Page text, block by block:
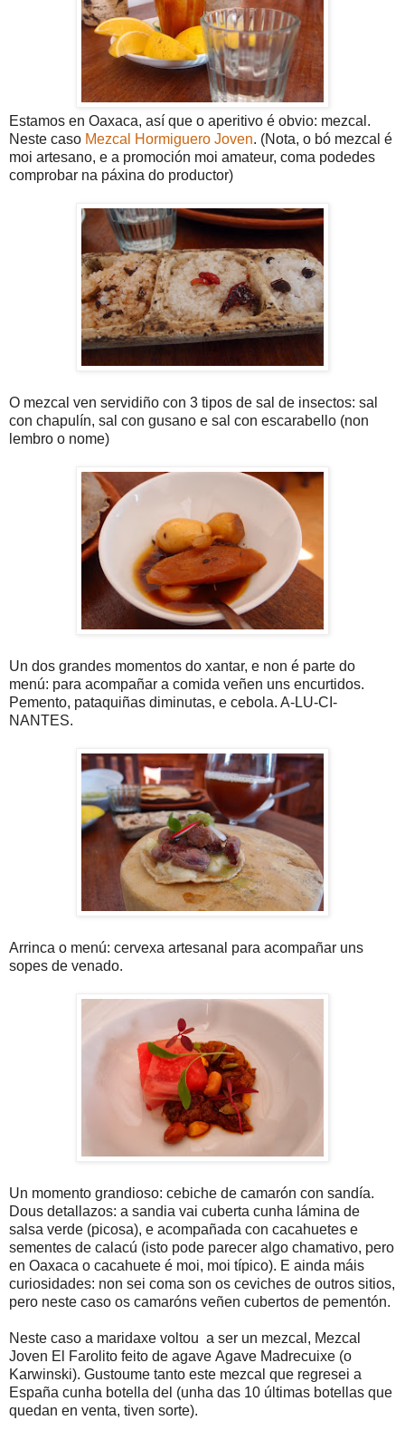
Estamos en Oaxaca, así que o aperitivo é obvio: mezcal.
Neste caso Mezcal Hormiguero Joven. (Nota, o bó mezcal é
moi artesano, e a promoción moi amateur, coma podedes
comprobar na páxina do productor)
O mezcal ven servidiño con 3 tipos de sal de insectos: sal
con chapulín, sal con gusano e sal con escarabello (non
lembro o nome)
Un dos grandes momentos do xantar, e non é parte do
menú: para acompañar a comida veñen uns encurtidos.
Pemento, pataquiñas diminutas, e cebola. A-LU-CI-
NANTES.
Arrinca o menú: cervexa artesanal para acompañar uns
sopes de venado.
Un momento grandioso: cebiche de camarón con sandía.
Dous detallazos: a sandia vai cuberta cunha lámina de
salsa verde (picosa), e acompañada con cacahuetes e
sementes de calacú (isto pode parecer algo chamativo, pero
en Oaxaca o cacahuete é moi, moi típico). E ainda máis
curiosidades: non sei coma son os ceviches de outros sitios,
pero neste caso os camaróns veñen cubertos de pementón.
Neste caso a maridaxe voltou a ser un mezcal, Mezcal
Joven El Farolito feito de agave Agave Madrecuixe (o
Karwinski). Gustoume tanto este mezcal que regresei a
España cunha botella del (unha das 10 últimas botellas que
quedan en venta, tiven sorte).